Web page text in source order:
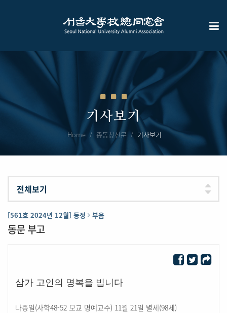
기사보기
Home 총동창신문 기사보기
[561호 2024년 12월] 동정 부음
동문 부고
삼가 고인의 명복을 빕니다
나종일(사학48-52 모교 명예교수) 11월 21일 별세(98세)